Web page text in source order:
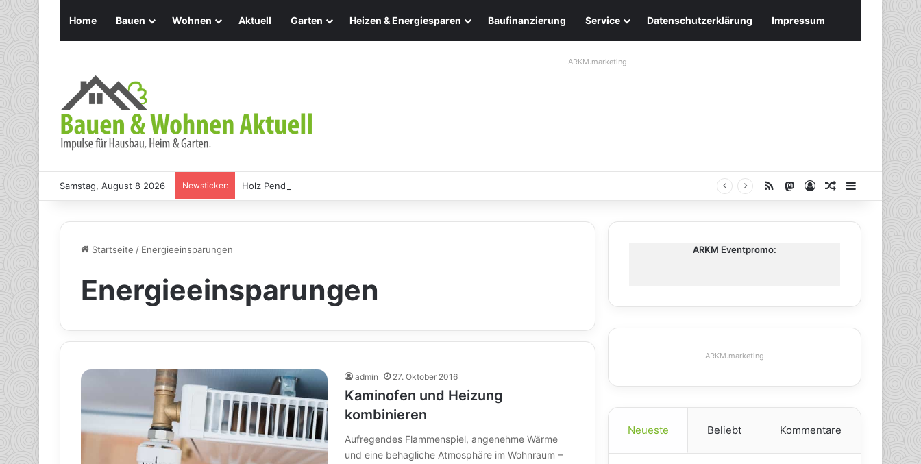
Home Bauen Wohnen Aktuell Garten Heizen & Energiesparen Baufinanzierung Service Datenschutzerklärung Impressum
ARKM.marketing
Samstag, August 8 2026 Newsticker: Holz Pendelleuchten: Eleganz und Nachhaltigkeit für Ihr Zuhause RSS Mastodon
AnmeldenZufälliger
Startseite / Energieeinsparungen
Energieeinsparungen
admin 27. Oktober 2016
Kaminofen und Heizung
kombinieren
Aufregendes Flammenspiel, angenehme Wärme
und eine behagliche Atmosphäre im Wohnraum –
ARKM Eventpromo:
ARKM.marketing
Neueste Beliebt Kommentare